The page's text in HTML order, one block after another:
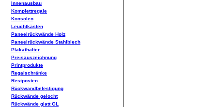
Innenausbau
Komplettregale
Konsolen
Leuchtkästen
Paneelrückwände Holz
Paneelrückwände Stahlblech
Plakathalter
Preisauszeichnung
Printprodukte
Regalschränke
Restposten
Rückwandbefestigung
Rückwände gelocht
Rückwände glatt GL